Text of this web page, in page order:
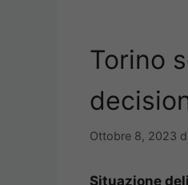
Torino
Ottobre 8, 2023 di
Situazione